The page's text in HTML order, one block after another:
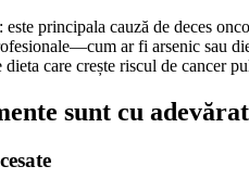
este principala cauză de deces
ar fi arsenic sau
care crește riscul de cancer
sunt cu